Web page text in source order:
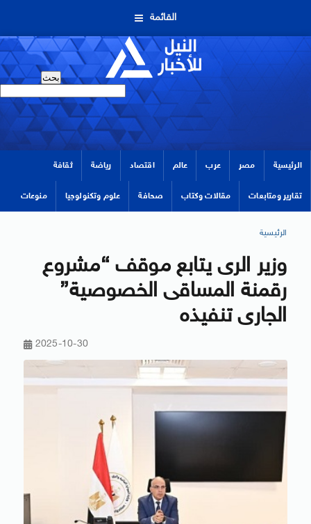
القائمة
الرئيسية مصر عرب عالم اقتصاد رياضة ثقافة
تقارير ومتابعات مقالات وكتاب صحافة علوم وتكنولوجيا منوعات
الرئيسية
وزير الرى يتابع موقف “مشروع
رقمنة المساقى الخصوصية”
الجارى تنفيذه
2025-10-30